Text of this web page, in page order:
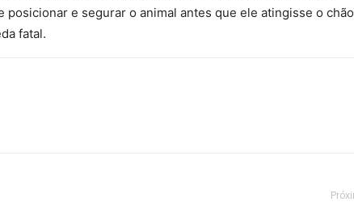
posicionar e segurar o animal antes que ele atingisse o
fatal.